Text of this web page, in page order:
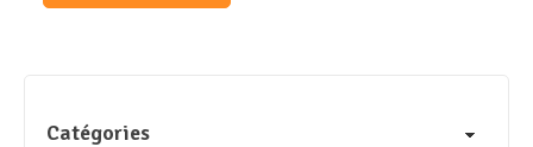
Catégories